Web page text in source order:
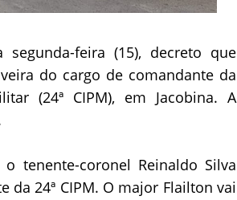
segunda-feira (15), decreto que
do cargo de comandante da
(24ª CIPM), em Jacobina. A
tenente-coronel Reinaldo Silva
da 24ª CIPM. O major Flailton vai